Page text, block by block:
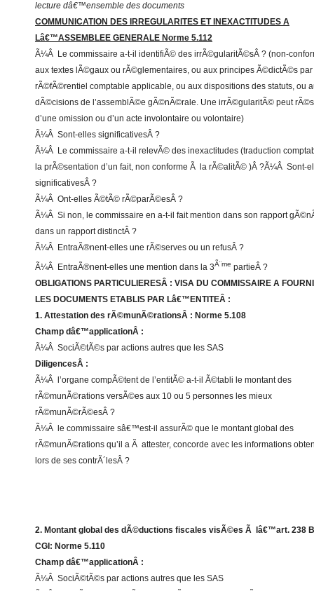
lecture dâ€™ensemble des documents
COMMUNICATION DES IRREGULARITES ET INEXACTITUDES A
Lâ€™ASSEMBLEE GENERALE Norme 5.112
Ã¼Â Le commissaire a-t-il identifiÃ© des irrÃ©gularitÃ©sÂ ? (non-
aux textes lÃ©gaux ou rÃ©glementaires, ou aux principes Ã©dictÃ©s par
rÃ©fÃ©rentiel comptable applicable, ou aux dispositions des statuts, ou
dÃ©cisions de l’assemblÃ©e gÃ©nÃ©rale. Une irrÃ©gularitÃ© peut
d’une omission ou d’un acte involontaire ou volontaire)
Ã¼Â Sont-elles significativesÂ ?
Ã¼Â Le commissaire a-t-il relevÃ© des inexactitudes (traduction
la prÃ©sentation d’un fait, non conforme Ã la rÃ©alitÃ© )Â ?Ã¼Â Sont-
significativesÂ ?
Ã¼Â Ont-elles Ã©tÃ© rÃ©parÃ©esÂ ?
Ã¼Â Si non, le commissaire en a-t-il fait mention dans son rapport
dans un rapport distinctÂ ?
Ã¼Â EntraÃ®nent-elles une rÃ©serves ou un refusÂ ?
Ã¼Â EntraÃ®nent-elles une mention dans la 3Ã¨me partieÂ ?
OBLIGATIONS PARTICULIERESÂ : VISA DU COMMISSAIRE A
LES DOCUMENTS ETABLIS PAR Lâ€™ENTITEÂ :
1. Attestation des rÃ©munÃ©rationsÂ : Norme 5.108
Champ dâ€™applicationÂ :
Ã¼Â SociÃ©tÃ©s par actions autres que les SAS
DiligencesÂ :
Ã¼Â l’organe compÃ©tent de l’entitÃ© a-t-il Ã©tabli le montant des
rÃ©munÃ©rations versÃ©es aux 10 ou 5 personnes les mieux
rÃ©munÃ©rÃ©esÂ ?
Ã¼Â le commissaire sâ€™est-il assurÃ© que le montant global des
rÃ©munÃ©rations qu’il a Ã attester, concorde avec les informations
lors de ses contrÃ´lesÂ ?
2. Montant global des dÃ©ductions fiscales visÃ©es Ã lâ€™art. 238
CGI: Norme 5.110
Champ dâ€™applicationÂ :
Ã¼Â SociÃ©tÃ©s par actions autres que les SAS